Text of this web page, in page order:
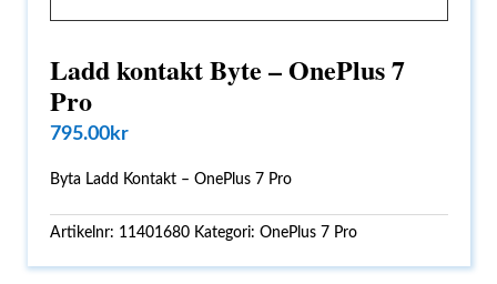
Ladd kontakt Byte – OnePlus 7
Pro
795.00kr
Byta Ladd Kontakt – OnePlus 7 Pro
Artikelnr: 11401680 Kategori:OnePlus 7 Pro